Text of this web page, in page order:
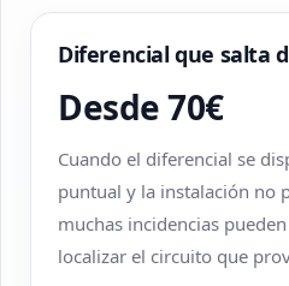
Diferencial que salta
Desde 70€
Cuando el diferencial se
puntual y la instalación no
muchas incidencias
localizar el circuito que